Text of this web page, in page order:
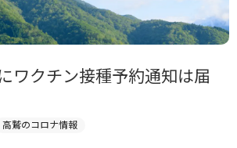
ワクチン接種予約通知は届
高鷲のコロナ情報